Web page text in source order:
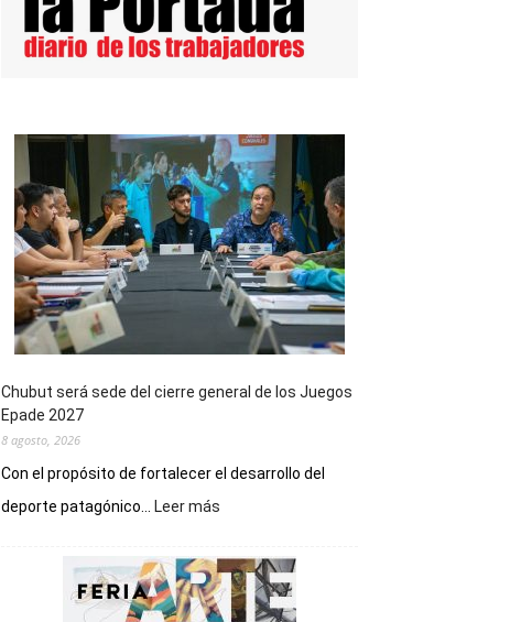
Chubut será sede del cierre general de los Juegos
Epade 2027
8 agosto, 2026
Con el propósito de fortalecer el desarrollo del
deporte patagónico...
Leer más
sede
del